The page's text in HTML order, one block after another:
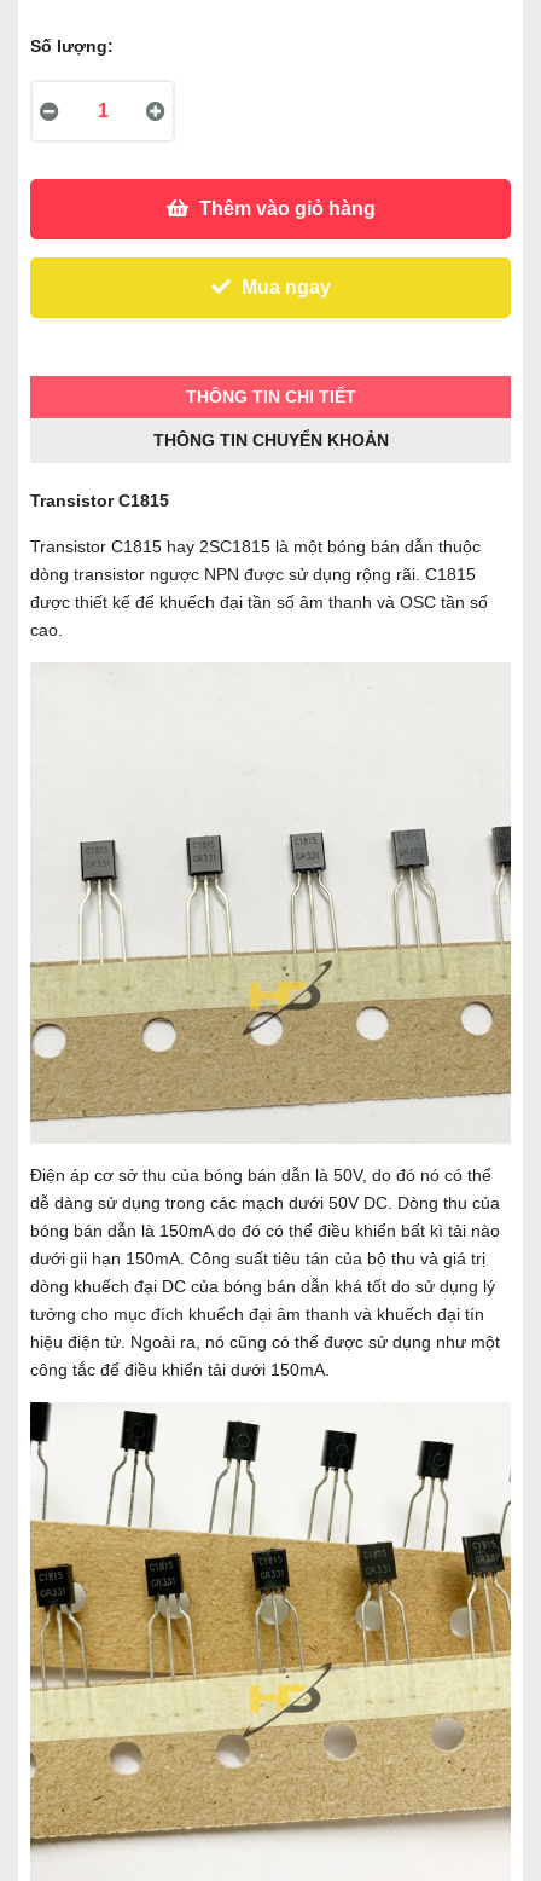
Số lượng:
Thêm vào giỏ hàng
Mua ngay
THÔNG TIN CHI TIẾT
THÔNG TIN CHUYỂN KHOẢN
Transistor C1815
Transistor C1815 hay 2SC1815 là một bóng bán dẫn thuộc
dòng transistor ngược NPN được sử dụng rộng rãi. C1815
được thiết kế để khuếch đại tần số âm thanh và OSC tần số
cao.
Điện áp cơ sở thu của bóng bán dẫn là 50V, do đó nó có thể
dễ dàng sử dụng trong các mạch dưới 50V DC. Dòng thu của
bóng bán dẫn là 150mA do đó có thể điều khiển bất kì tải nào
dưới gii hạn 150mA. Công suất tiêu tán của bộ thu và giá trị
dòng khuếch đại DC của bóng bán dẫn khá tốt do sử dụng lý
tưởng cho mục đích khuếch đại âm thanh và khuếch đại tín
hiệu điện tử. Ngoài ra, nó cũng có thể được sử dụng như một
công tắc để điều khiển tải dưới 150mA.